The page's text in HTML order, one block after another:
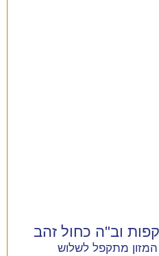
וב"ה כחול זהב
מתקפל לשלוש